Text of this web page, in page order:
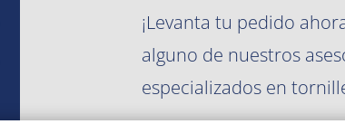
¡Levanta tu pedido
alguno de nuestros
especializados en